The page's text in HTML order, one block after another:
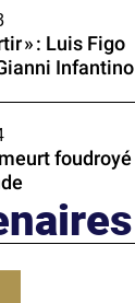
» : Luis Figo
Infantino
foudroyé